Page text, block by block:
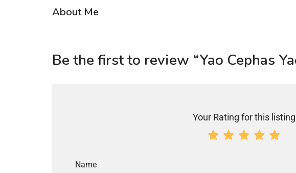
About Me
Be the first to review “Yao Cephas
Your Rating for this listing
Name